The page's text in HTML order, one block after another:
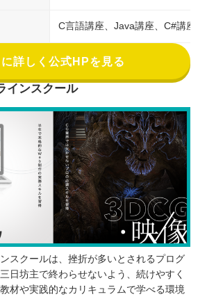
C言語講座、Java講座、C#講座
に詳しく公式HPを見る
インスクール
スクールは、挫折が多いとされるプログ
日坊主で終わらせないよう、続けやすく
材や実践的なカリキュラムで学べる環境